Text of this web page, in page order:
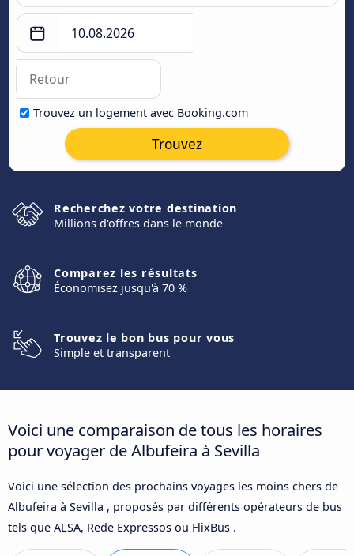
Trouvez un logement avec Booking.com
Trouvez
Recherchez votre destination
Millions d'offres dans le monde
Comparez les résultats
Économisez jusqu'à 70 %
Trouvez le bon bus pour vous
Simple et transparent
Voici une comparaison de tous les horaires
pour voyager de Albufeira à Sevilla
Voici une sélection des prochains voyages les moins chers de
Albufeira à Sevilla , proposés par différents opérateurs de bus
tels que ALSA, Rede Expressos ou FlixBus .